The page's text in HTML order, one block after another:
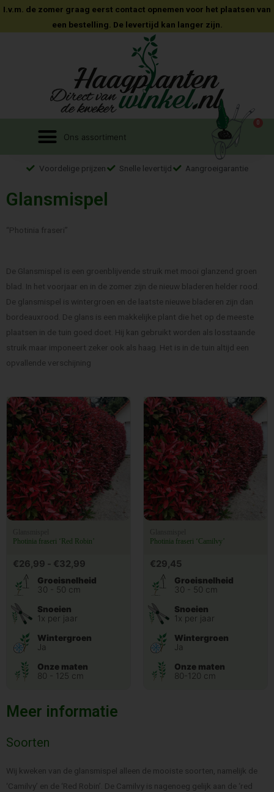
I.v.m. de zomer graag eerst contact opnemen voor het plaatsen van
een bestelling. De levertijd kan langer zijn.
0
Voordelige prijzen Snelle levertijd Aangroeigarantie
Glansmispel
“Photinia fraseri”
De Glansmispel is een groenblijvende struik met mooi glanzend groen
blad. In het voorjaar en in de zomer zijn de nieuw bladeren helder rood.
De glansmispel is wintergroen en de laatste nieuwe bladeren zijn dan
bordeauxrood. De glans is een makkelijke plant die het op de meeste
plaatsen in de tuin goed doet. Hij kan gebruikt worden als losstaande
struik maar imponeert zeker ook als haag. Het is in de tuin altijd een
opvallende verschijning
Photinia fraseri ‘Red Robin’
€26,99 - €32,99
Groeisnelheid
30 - 50 cm
Snoeien
1x per jaar
Wintergroen
Ja
Onze maten
80 - 125 cm
Photinia fraseri ‘Camilvy’
€29,45
Groeisnelheid
30 - 50 cm
Snoeien
1x per jaar
Wintergroen
Ja
Onze maten
80-120 cm
Meer informatie
Soorten
Wij kweken van de glansmispel alleen de mooiste soorten, namelijk de
‘Camilvy’ en de ‘Red Robin’. De Camilvy is nagenoeg gelijk aan de ‘red